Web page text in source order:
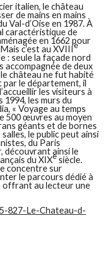
italien, le château
de mains en mains
Val-d’Oise en 1987. À
caractéristique de
en 1662 pour
c’est au XVIIIe
: seule la façade nord
accompagnée de deux
le château ne fut habité
par le département, il
les visiteurs à
1994, les murs du
« Voyage au temps
500 œuvres au moyen
géants et de bornes
le public peut ainsi
du Paris
découvrant ainsi le
du XIXesiècle.
concentre sur
le parcours dédié à
offrant au lecteur une
827-Le-Chateau-d-